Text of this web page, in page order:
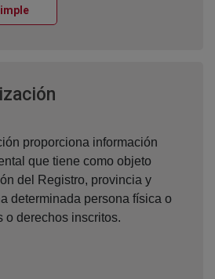
Ventana nueva
proporciona información
que tiene como objeto
del Registro, provincia y
determinada persona física o
o derechos inscritos.